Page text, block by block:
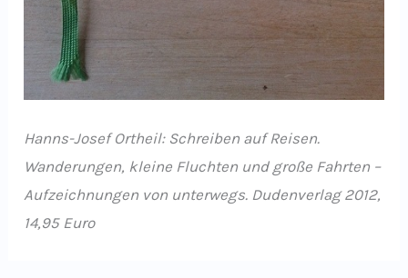
Hanns-Josef Ortheil: Schreiben auf Reisen.
Wanderungen, kleine Fluchten und große Fahrten –
Aufzeichnungen von unterwegs. Dudenverlag 2012,
14,95 Euro